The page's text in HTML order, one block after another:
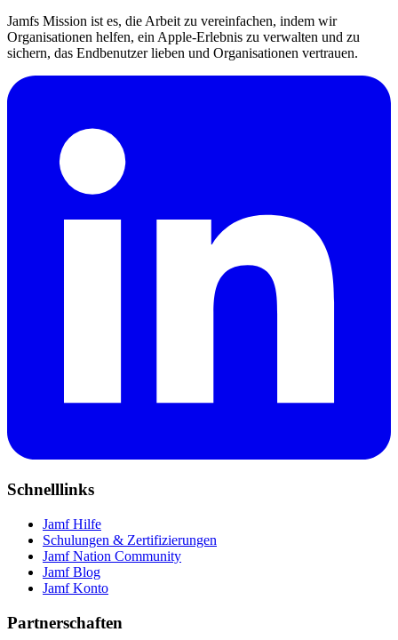
Jamfs Mission ist es, die Arbeit zu vereinfachen, indem wir
Organisationen helfen, ein Apple-Erlebnis zu verwalten und zu
sichern, das Endbenutzer lieben und Organisationen vertrauen.
Schnelllinks
Jamf Hilfe
Schulungen & Zertifizierungen
Jamf Nation Community
Jamf Blog
Jamf Konto
Partnerschaften